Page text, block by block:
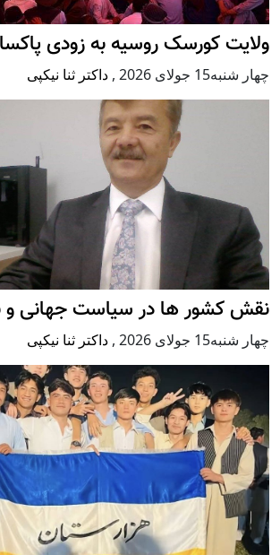
ولایت کورسک روسیه به زودی
چهار شنبه15 جولای 2026 , داکتر ثنا نیکپی
نقش کشور ها در سیاست جهانی و
چهار شنبه15 جولای 2026 , داکتر ثنا نیکپی